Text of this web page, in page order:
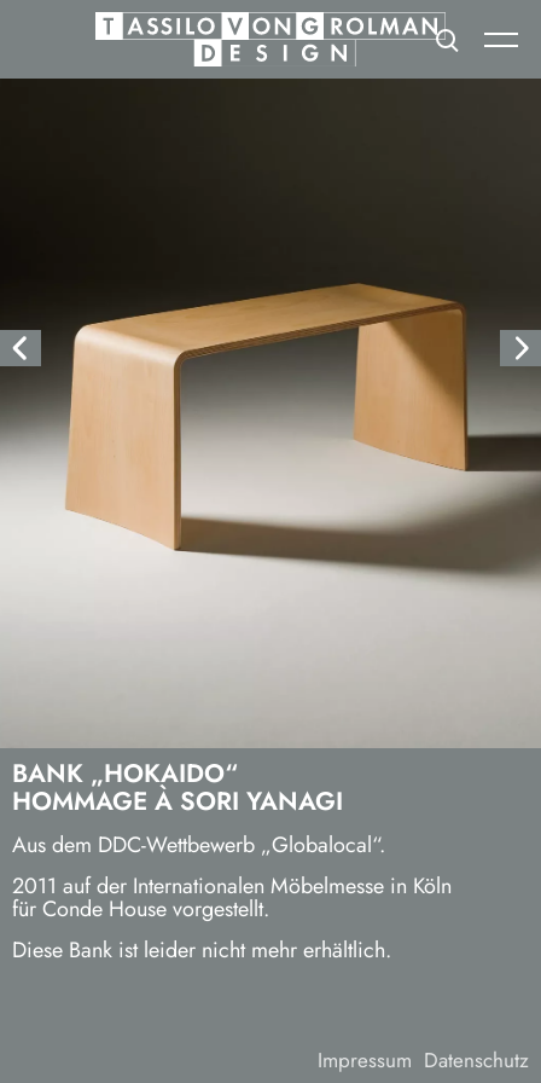
BANK „HOKAIDO“
HOMMAGE À SORI YANAGI
Aus dem DDC-Wettbewerb „Globalocal“.
2011 auf der Internationalen Möbelmesse in Köln
für Conde House vorgestellt.
Diese Bank ist leider nicht mehr erhältlich.
Impressum Datenschutz